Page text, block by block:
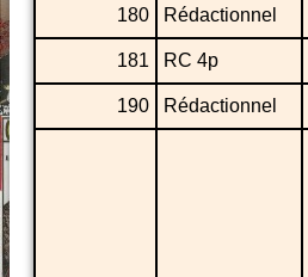
180
Rédactionnel
181 RC 4p
190 Rédactionnel